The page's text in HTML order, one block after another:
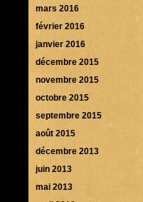
mars 2016
février 2016
janvier 2016
décembre 2015
novembre 2015
octobre 2015
septembre 2015
août 2015
décembre 2013
juin 2013
mai 2013